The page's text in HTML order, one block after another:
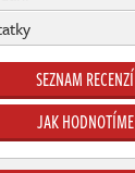
SEZNAM RECENZÍ
JAK HODNOTÍME